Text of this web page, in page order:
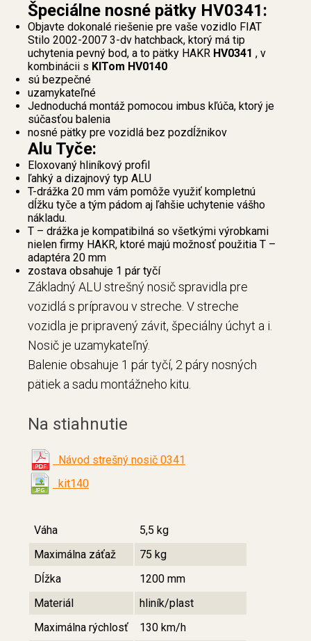
Špeciálne nosné pätky HV0341:
Objavte dokonalé riešenie pre vaše vozidlo FIAT
Stilo 2002-2007 3-dv hatchback, ktorý má tip
uchytenia pevný bod, a to pätky HAKR HV0341 , v
kombinácii s KITom HV0140
sú bezpečné
uzamykateľné
Jednoduchá montáž pomocou imbus kľúča, ktorý je
súčasťou balenia
nosné pätky pre vozidlá bez pozdĺžnikov
Alu Tyče:
Eloxovaný hliníkový profil
ľahký a dizajnový typ ALU
T-drážka 20 mm vám pomôže využiť kompletnú
dĺžku tyče a tým pádom aj ľahšie uchytenie vášho
nákladu.
T – drážka je kompatibilná so všetkými výrobkami
nielen firmy HAKR, ktoré majú možnosť použitia T –
adaptéra 20 mm
zostava obsahuje 1 pár tyčí
Základný ALU strešný nosič spravidla pre
vozidlá s prípravou v streche. V streche
vozidla je pripravený závit, špeciálny úchyt a i.
Nosič je uzamykateľný.
Balenie obsahuje 1 pár tyčí, 2 páry nosných
pätiek a sadu montážneho kitu.
Na stiahnutie
Návod strešný nosič 0341
kit140
Váha
5,5 kg
Maximálna záťaž
75 kg
Dĺžka
1200 mm
Materiál
hliník/plast
Maximálna rýchlosť
130 km/h